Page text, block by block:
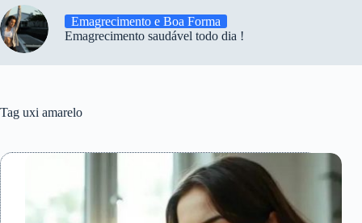
Emagrecimento e Boa Forma
Emagrecimento saudável todo dia !
Tag uxi amarelo